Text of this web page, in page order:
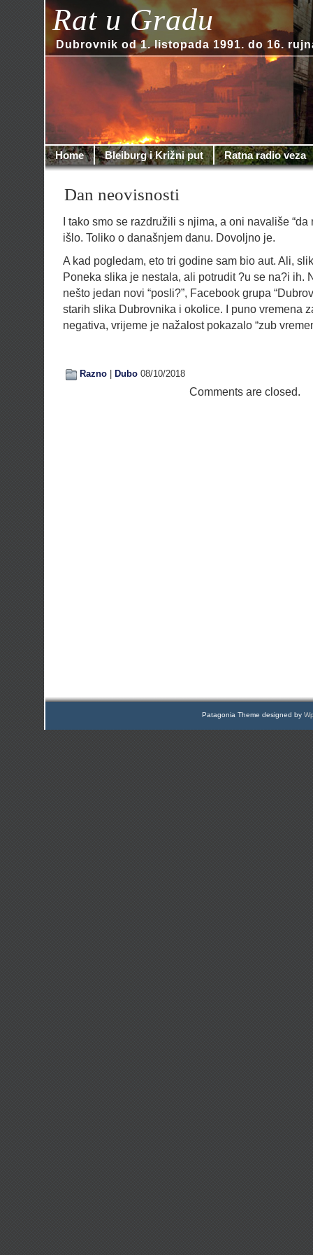
Rat u Gradu
Dubrovnik od 1. listopada 1991. do 16.
Home Bleiburg i Križni put Ratna radio veza
Dan neovisnosti
I tako smo se razdružili s njima, a oni navališe “da
išlo. Toliko o današnjem danu. Dovoljno je.
A kad pogledam, eto tri godine sam bio aut. Ali,
Poneka slika je nestala, ali potrudit ?u se na?i ih.
nešto jedan novi “posli?”, Facebook grupa
starih slika Dubrovnika i okolice. I puno vremena
negativa, vrijeme je nažalost pokazalo “zub
Razno Dubo 08/10/2018
Comments are closed.
Patagonia Theme designed by